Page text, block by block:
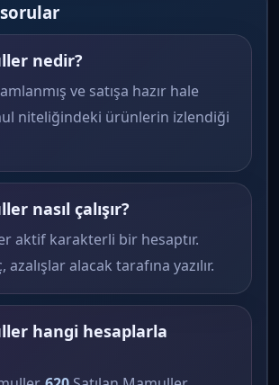
nedir?
ve satışa hazır hale
niteliğindeki ürünlerin izlendiği
nasıl çalışır?
aktif karakterli bir hesaptır.
alacak tarafına yazılır.
hangi hesaplarla